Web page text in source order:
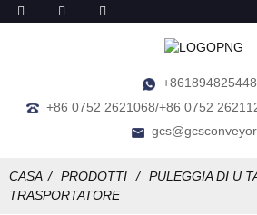
+86 0752 2621068/+86 0752
CASA PRODOTTI
PULEGGIA DI U
TRASPORTATORE